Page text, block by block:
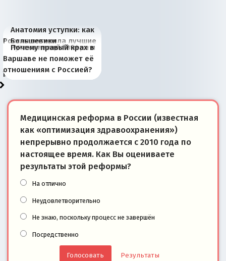
Анатомия уступки: как
Россия потеряла лучшие
рыбопромысловые
районы Баренцева
моря
Большевики
отличаются от «Яблока»
тем, что они -
победители
Киевская марионетка
Запада рассказала о
«переобувании» хозяев
В России назрели
перемены: 15 шагов к
суверенной экономике
Миграционный пожар
Европы
Россия начинает
сбрасывать балласт
Анкориджа
Россия зимой 1904
года: первые уступки во
внутренней политике
Русская нация вчера и
сегодня
Почему правый крах в
Варшаве не поможет её
отношениям с Россией?
Медицинская реформа в России (известная
как «оптимизация здравоохранения»)
непрерывно продолжается с 2010 года по
настоящее время. Как Вы оцениваете
результаты этой реформы?
На отлично
Неудовлетворительно
Не знаю, поскольку процесс не завершён
Посредственно
Результаты